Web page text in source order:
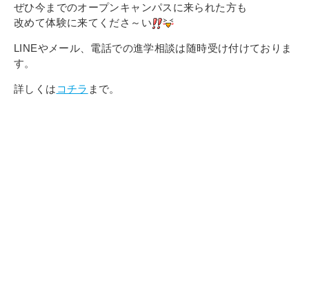
ぜひ今までのオープンキャンパスに来られた方も
改めて体験に来てくださ～い
LINEやメール、電話での進学相談は随時受け付けておりま
す。
詳しくは コチラ まで。